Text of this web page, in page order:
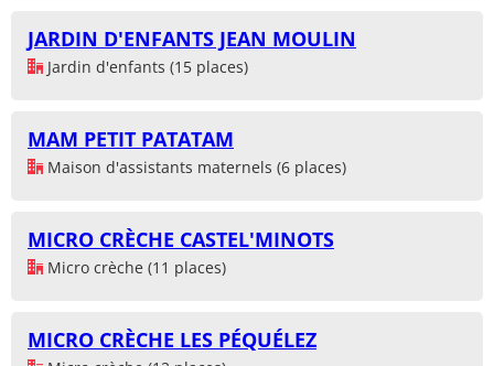
JARDIN D'ENFANTS JEAN MOULIN
Jardin d'enfants (15 places)
MAM PETIT PATATAM
Maison d'assistants maternels (6 places)
MICRO CRÈCHE CASTEL'MINOTS
Micro crèche (11 places)
MICRO CRÈCHE LES PÉQUÉLEZ